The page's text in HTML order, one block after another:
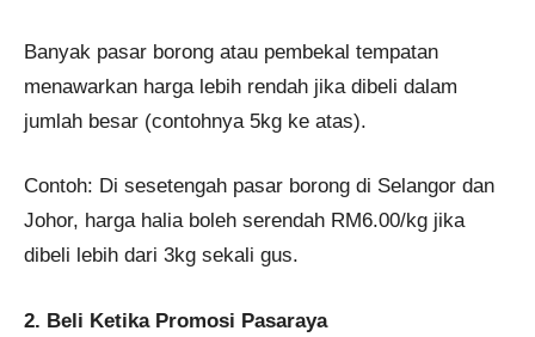
Banyak pasar borong atau pembekal tempatan
menawarkan harga lebih rendah jika dibeli dalam
jumlah besar (contohnya 5kg ke atas).
Contoh: Di sesetengah pasar borong di Selangor dan
Johor, harga halia boleh serendah RM6.00/kg jika
dibeli lebih dari 3kg sekali gus.
2. Beli Ketika Promosi Pasaraya